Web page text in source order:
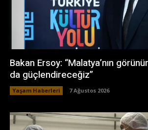
Bakan Ersoy: “Malatya’nın
da güçlendireceğiz”
Yaşam Haberleri 7 Ağustos 2026